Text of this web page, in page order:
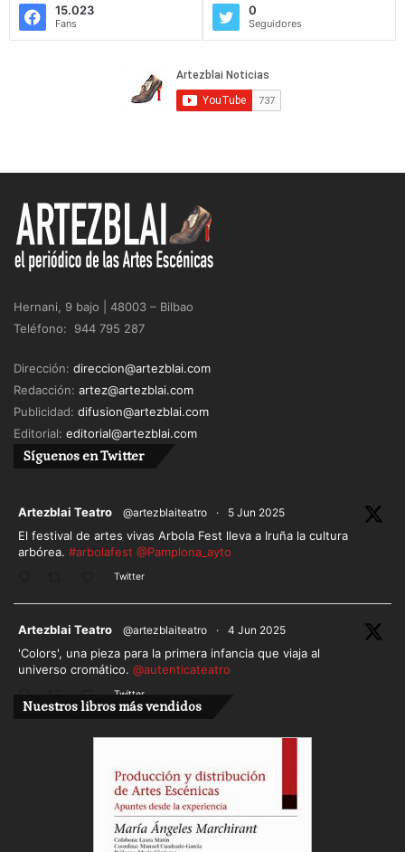
15.023
Fans
0
Seguidores
Hernani, 9 bajo | 48003 – Bilbao
Teléfono: 944 795 287
Dirección: direccion@artezblai.com
Redacción: artez@artezblai.com
Publicidad: difusion@artezblai.com
Editorial: editorial@artezblai.com
Síguenos en Twitter
Artezblai Teatro @artezblaiteatro · 5 Jun 2025
El festival de artes vivas Arbola Fest lleva a Iruña la cultura
arbórea. #arbolafest @Pamplona_ayto
Twitter
Artezblai Teatro @artezblaiteatro · 4 Jun 2025
'Colors', una pieza para la primera infancia que viaja al
universo cromático. @autenticateatro
Twitter
Cargar más
Nuestros libros más vendidos